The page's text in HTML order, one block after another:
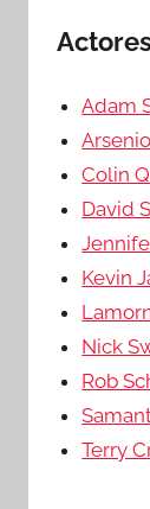
Adam
Colin
David
Kevin
Nick
Rob
Terry